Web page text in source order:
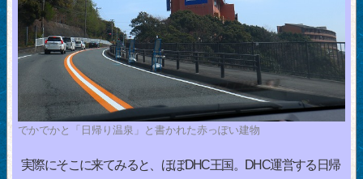
でかでかと「日帰り温泉」と書かれた赤っぽい建物
実際にそこに来てみると、ほぼDHC王国。DHC運営する日帰